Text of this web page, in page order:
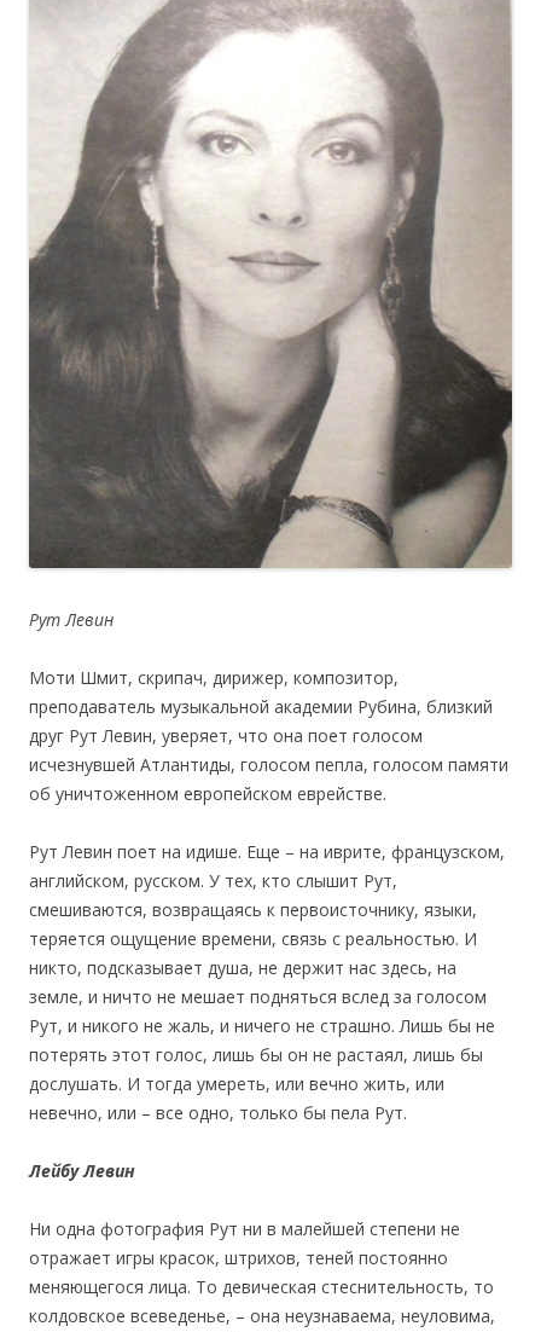
Рут Левин
Моти Шмит, скрипач, дирижер, композитор,
преподаватель музыкальной академии Рубина, близкий
друг Рут Левин, уверяет, что она поет голосом
исчезнувшей Атлантиды, голосом пепла, голосом памяти
об уничтоженном европейском еврействе.
Рут Левин поет на идише. Еще – на иврите, французском,
английском, русском. У тех, кто слышит Рут,
смешиваются, возвращаясь к первоисточнику, языки,
теряется ощущение времени, связь с реальностью. И
никто, подсказывает душа, не держит нас здесь, на
земле, и ничто не мешает подняться вслед за голосом
Рут, и никого не жаль, и ничего не страшно. Лишь бы не
потерять этот голос, лишь бы он не растаял, лишь бы
дослушать. И тогда умереть, или вечно жить, или
невечно, или – все одно, только бы пела Рут.
Лейбу Левин
Ни одна фотография Рут ни в малейшей степени не
отражает игры красок, штрихов, теней постоянно
меняющегося лица. То девическая стеснительность, то
колдовское всеведенье, – она неузнаваема, неуловима,